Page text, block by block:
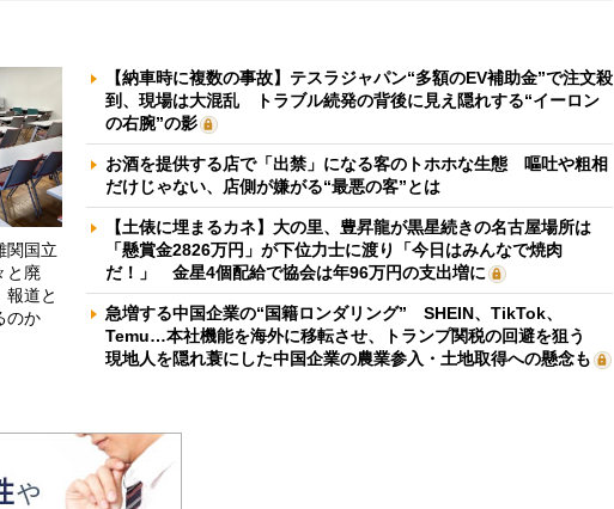
関国立
と廃
道と
のか
【納車時に複数の事故】テスラジャパン“多額のEV補助金”で注文殺
到、現場は大混乱 トラブル続発の背後に見え隠れする“イーロン
の右腕”の影
お酒を提供する店で「出禁」になる客のトホホな生態 嘔吐や粗相
だけじゃない、店側が嫌がる“最悪の客”とは
【土俵に埋まるカネ】大の里、豊昇龍が黒星続きの名古屋場所は
「懸賞金2826万円」が下位力士に渡り「今日はみんなで焼肉
だ！」 金星4個配給で協会は年96万円の支出増に
急増する中国企業の“国籍ロンダリング” SHEIN、TikTok、
Temu…本社機能を海外に移転させ、トランプ関税の回避を狙う
現地人を隠れ蓑にした中国企業の農業参入・土地取得への懸念も